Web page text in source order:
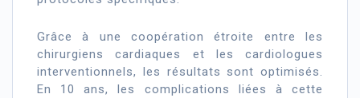
Grâce à une coopération étroite entre les
chirurgiens cardiaques et les cardiologues
interventionnels, les résultats sont optimisés.
En 10 ans, les complications liées à cette